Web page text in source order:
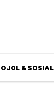
& SOSIAL